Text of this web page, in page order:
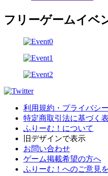
フリーゲームイベ
利用規約・プライバシ
特定商取引法に基づく
ふりーむ！について
旧デザインで表示
お問い合わせ
ゲーム掲載希望の方へ
ふりーむ！へのご意見